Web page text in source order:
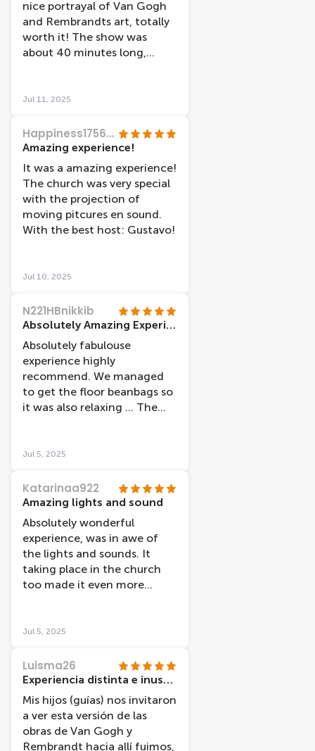
Rembrandt
nice portrayal of Van Gogh
and Rembrandts art, totally
worth it! The show was
about 40 minutes long,
Jul 11, 2025
Happiness17564167231
Amazing experience!
It was a amazing experience!
The church was very special
with the projection of
moving pitcures en sound.
With the best host: Gustavo!
Jul 10, 2025
N221HBnikkib
Absolutely Amazing Experience
Absolutely fabulouse
experience highly
recommend. We managed
to get the floor beanbags so
it was also relaxing ... The
experience.
Jul 5, 2025
Katarinaa922
Amazing lights and sound
Absolutely wonderful
experience, was in awe of
the lights and sounds. It
taking place in the church
too made it even more
a star!
Jul 5, 2025
Luisma26
Experiencia distinta e inusual !!!
Mis hijos (guías) nos invitaron
a ver esta versión de las
obras de Van Gogh y
Rembrandt hacia allí fuimos,